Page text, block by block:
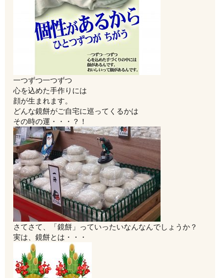
一つずつ一つずつ
心を込めた手作りには
顔が生まれます。
どんな鏡餅がご自宅に巡ってくるかは
その時の運・・・？！
さてさて、「鏡餅」っていったいなんなんでしょうか？
実は、鏡餅とは・・・